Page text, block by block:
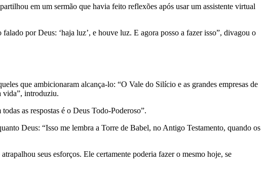
em um sermão que havia feito reflexões após usar um assistente virtual
por Deus: ‘haja luz’, e houve luz. E agora posso a fazer isso”, divagou o
que ambicionaram alcança-lo: “O Vale do Silício e as grandes empresas de
vida”, introduziu.
as respostas é o Deus Todo-Poderoso”.
Deus: “Isso me lembra a Torre de Babel, no Antigo Testamento, quando os
seus esforços. Ele certamente poderia fazer o mesmo hoje, se